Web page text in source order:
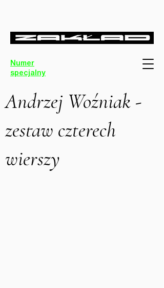
Numer
specjalny
Andrzej Woźniak -
zestaw czterech
wierszy